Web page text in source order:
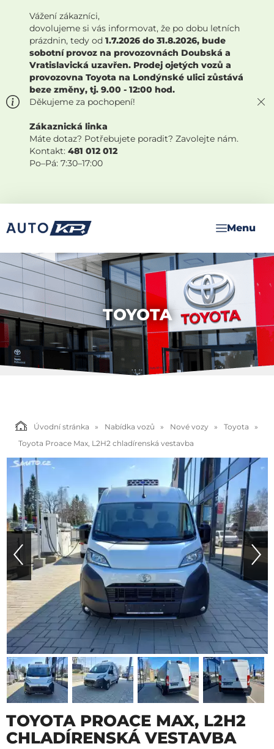
Vážení zákazníci,
dovolujeme si vás informovat, že po dobu letních
prázdnin, tedy od 1.7.2026 do 31.8.2026, bude
sobotní provoz na provozovnách Doubská a
Vratislavická uzavřen. Prodej ojetých vozů a
provozovna Toyota na Londýnské ulici zůstává
beze změny, tj. 9.00 - 12:00 hod.
Děkujeme za pochopení!
Zákaznická linka
Máte dotaz? Potřebujete poradit? Zavolejte nám.
Kontakt: 481 012 012
Po–Pá: 7:30–17:00
TOYOTA
Úvodní stránka Nabídka vozů Nové vozy
Toyota
Toyota Proace Max, L2H2 chladírenská vestavba
TOYOTA PROACE MAX, L2H2
CHLADÍRENSKÁ VESTAVBA